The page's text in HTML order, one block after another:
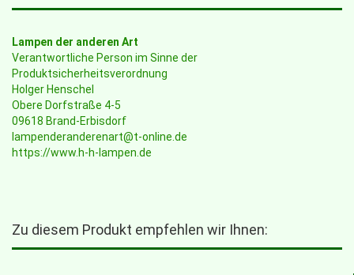
Lampen der anderen Art
Verantwortliche Person im Sinne der
Produktsicherheitsverordnung
Holger Henschel
Obere Dorfstraße 4-5
09618 Brand-Erbisdorf
lampenderanderenart@t-online.de
https://www.h-h-lampen.de
Zu diesem Produkt empfehlen wir Ihnen: